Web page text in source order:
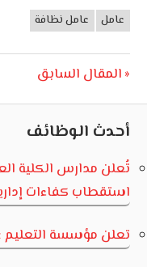
وظائف
عامل عامل نظافة
تصفّح
المقالات
Previous
المقال السابق
أحدث الوظائف
تُعلن مدارس الكلية
استقطاب كفاءات
تعلن مؤسسة